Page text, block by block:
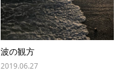
波の観方
2019.06.27